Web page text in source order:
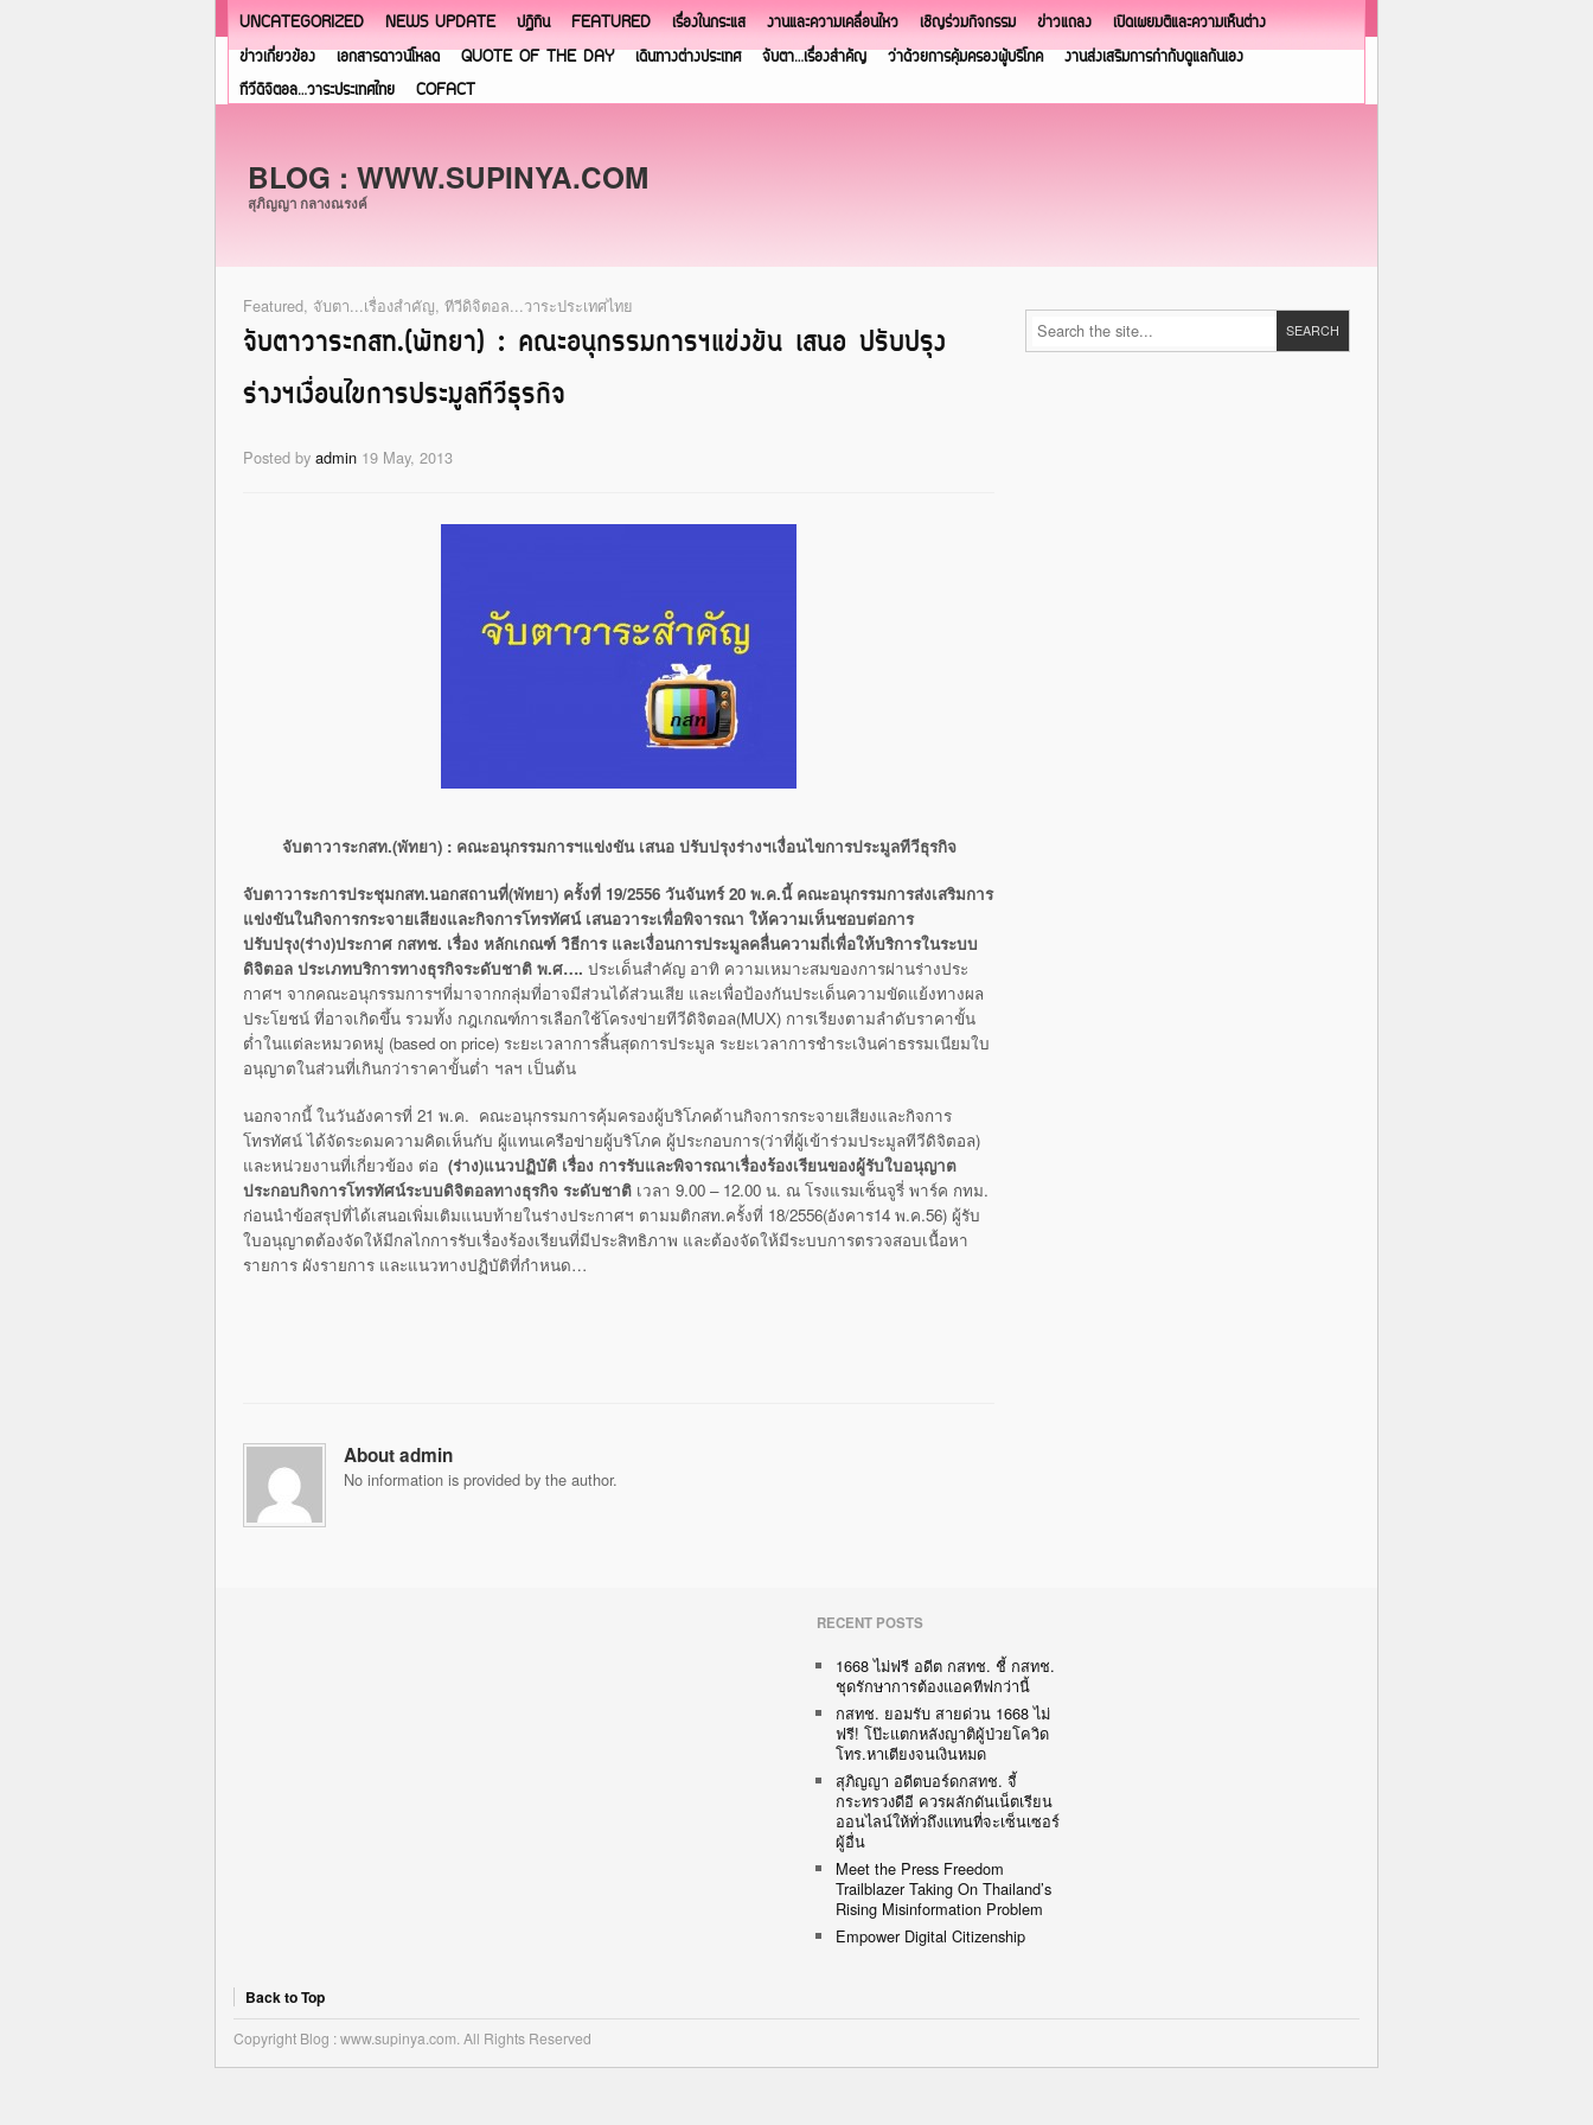
UNCATEGORIZED NEWS UPDATE ปฏิทิน FEATURED เรื่องในกระแส งานและความเคลื่อนไหว เชิญร่วมกิจกรรม ข่าวแถลง
เปิดเผยมติและความเห็นต่าง
ข่าวเกี่ยวข้อง
เอกสารดาวน์โหลด QUOTE OF THE DAY เดินทางต่างประเทศ จับตา…เรื่องสำคัญ ว่าด้วยการคุ้มครองผู้บริโภค
งานส่งเสริมการกำกับดูแลกันเอง
ทีวีดิจิตอล…วาระประเทศไทย
COFACT
BLOG : WWW.SUPINYA.COM
สุภิญญา กลางณรงค์
Featured, จับตา...เรื่องสำคัญ, ทีวีดิจิตอล...วาระประเทศไทย
จับตาวาระกสท.(พัทยา) : คณะอนุกรรมการฯแข่งขัน เสนอ ปรับปรุง
ร่างฯเงื่อนไขการประมูลทีวีธุรกิจ
Posted by admin 19 May, 2013
จับตาวาระกสท.(พัทยา) : คณะอนุกรรมการฯแข่งขัน เสนอ ปรับปรุงร่างฯเงื่อนไขการประมูลทีวีธุรกิจ
จับตาวาระการประชุมกสท.นอกสถานที่(พัทยา) ครั้งที่ 19/2556 วันจันทร์ 20 พ.ค.นี้ คณะอนุกรรมการส่งเสริมการ
แข่งขันในกิจการกระจายเสียงและกิจการโทรทัศน์ เสนอวาระเพื่อพิจารณา ให้ความเห็นชอบต่อการ
ปรับปรุง(ร่าง)ประกาศ กสทช. เรื่อง หลักเกณฑ์ วิธีการ และเงื่อนการประมูลคลื่นความถี่เพื่อให้บริการในระบบ
ดิจิตอล ประเภทบริการทางธุรกิจระดับชาติ พ.ศ…. ประเด็นสำคัญ อาทิ ความเหมาะสมของการผ่านร่างประ
กาศฯ จากคณะอนุกรรมการฯที่มาจากกลุ่มที่อาจมีส่วนได้ส่วนเสีย และเพื่อป้องกันประเด็นความขัดแย้งทางผล
ประโยชน์ ที่อาจเกิดขึ้น รวมทั้ง กฎเกณฑ์การเลือกใช้โครงข่ายทีวีดิจิตอล(MUX) การเรียงตามลำดับราคาขั้น
ต่ำในแต่ละหมวดหมู่ (based on price) ระยะเวลาการสิ้นสุดการประมูล ระยะเวลาการชำระเงินค่าธรรมเนียมใบ
อนุญาตในส่วนที่เกินกว่าราคาขั้นต่ำ ฯลฯ เป็นต้น
นอกจากนี้ ในวันอังคารที่ 21 พ.ค. คณะอนุกรรมการคุ้มครองผู้บริโภคด้านกิจการกระจายเสียงและกิจการ
โทรทัศน์ ได้จัดระดมความคิดเห็นกับ ผู้แทนเครือข่ายผู้บริโภค ผู้ประกอบการ(ว่าที่ผู้เข้าร่วมประมูลทีวีดิจิตอล)
และหน่วยงานที่เกี่ยวข้อง ต่อ (ร่าง)แนวปฏิบัติ เรื่อง การรับและพิจารณาเรื่องร้องเรียนของผู้รับใบอนุญาต
ประกอบกิจการโทรทัศน์ระบบดิจิตอลทางธุรกิจ ระดับชาติเวลา 9.00 – 12.00 น. ณ โรงแรมเซ็นจูรี่ พาร์ค กทม.
ก่อนนำข้อสรุปที่ได้เสนอเพิ่มเติมแนบท้ายในร่างประกาศฯ ตามมติกสท.ครั้งที่ 18/2556(อังคาร14 พ.ค.56) ผู้รับ
ใบอนุญาตต้องจัดให้มีกลไกการรับเรื่องร้องเรียนที่มีประสิทธิภาพ และต้องจัดให้มีระบบการตรวจสอบเนื้อหา
รายการ ผังรายการ และแนวทางปฏิบัติที่กำหนด…
About admin
No information is provided by the author.
RECENT POSTS
1668 ไม่ฟรี อดีต กสทช. ชี้ กสทช.
ชุดรักษาการต้องแอคทีฟกว่านี้
กสทช. ยอมรับ สายด่วน 1668 ไม่
ฟรี! โป๊ะแตกหลังญาติผู้ป่วยโควิด
โทร.หาเตียงจนเงินหมด
สุภิญญา อดีตบอร์ดกสทช. จี้
กระทรวงดีอี ควรผลักดันเน็ตเรียน
ออนไลน์ให้ทั่วถึงแทนที่จะเซ็นเซอร์
ผู้อื่น
Meet the Press Freedom
Trailblazer Taking On Thailand’s
Rising Misinformation Problem
Empower Digital Citizenship
Back to Top
Copyright Blog : www.supinya.com. All Rights Reserved